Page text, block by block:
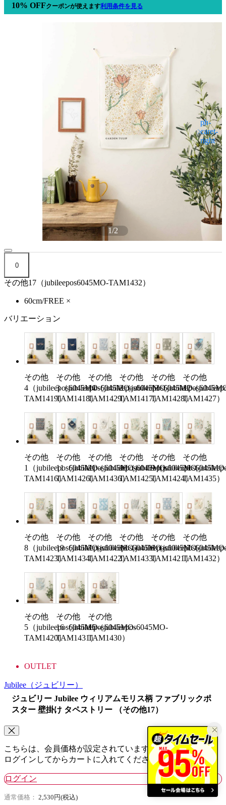
10% OFFクーポンが使えます利用条件を見る
1/2
0
その他17（jubileepos6045MO-TAM1432）
60cm/FREE ×
バリエーション
その他
4（jubileepos6045MO-
TAM1419）
その他
3（jubileepos6045MO-
TAM1418）
その他
14（jubileepos6045MO-
TAM1429）
その他
2（jubileepos6045MO-
TAM1417）
その他
13（
TAM1428）
その他
12（
TAM1427）
その他
1（jubileepos6045MO-
TAM1416）
その他
11（jubileepos6045MO-
TAM1426）
その他
21（jubileepos6045MO-
TAM1436）
その他
10（jubileepos6045MO-
TAM1425）
その他
9（
TAM1424）
その他
20（
TAM1435）
その他
8（jubileepos6045MO-
TAM1423）
その他
19（jubileepos6045MO-
TAM1434）
その他
7（jubileepos6045MO-
TAM1422）
その他
18（jubileepos6045MO-
TAM1433）
その他
6（
TAM1421）
その他
17（
TAM1432）
その他
5（jubileepos6045MO-
TAM1420）
その他
16（jubileepos6045MO-
TAM1431）
その他
15（jubileepos6045MO-
TAM1430）
OUTLET
Jubilee （ジュビリー）
ジュビリー Jubilee ウィリアムモリス柄 ファブリックポ
スター 壁掛け タペストリー （その他17）
こちらは、会員価格が設定されています。
ログインしてからカートに入れてください。
ログイン
通常価格： 2,530円(税込)